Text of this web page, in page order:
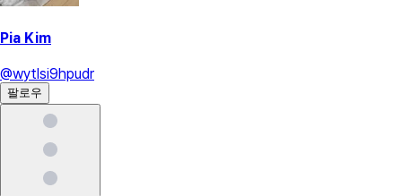
Pia Kim
@wytlsi9hpudr
팔로우